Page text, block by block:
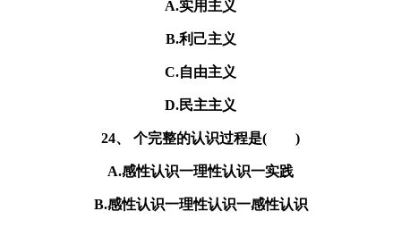
A.实用主义
B.利己主义
C.自由主义
D.民主主义
24、 个完整的认识过程是( )
A.感性认识一理性认识一实践
B.感性认识一理性认识一感性认识